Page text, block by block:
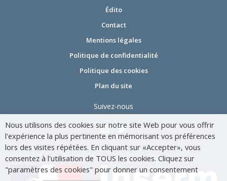
Édito
Contact
Mentions légales
Politique de confidentialité
Politique des cookies
Plan du site
Suivez-nous
Nous utilisons des cookies sur notre site Web pour vous offrir
l'expérience la plus pertinente en mémorisant vos préférences
lors des visites répétées. En cliquant sur «Accepter», vous
consentez à l'utilisation de TOUS les cookies. Cliquez sur
"paramètres des cookies" pour donner un consentement